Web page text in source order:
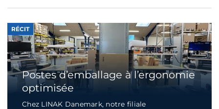
RÉCIT
Postes d’emballage à l’ergonomie
optimisée
Chez LINAK Danemark, notre filiale